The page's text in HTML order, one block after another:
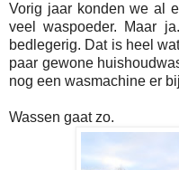
Vorig jaar konden we al
veel waspoeder. Maar
bedlegerig. Dat is heel
paar gewone
nog een wasmachine er
Wassen gaat zo.